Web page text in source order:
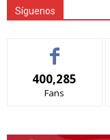
Síguenos
400,285
Fans